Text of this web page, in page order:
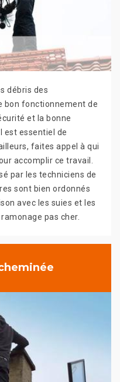
débris des
bon fonctionnement de
et la bonne
est essentiel de
faites appel à qui
accomplir ce travail.
par les techniciens de
sont bien ordonnés
avec les suies et les
pas cher.